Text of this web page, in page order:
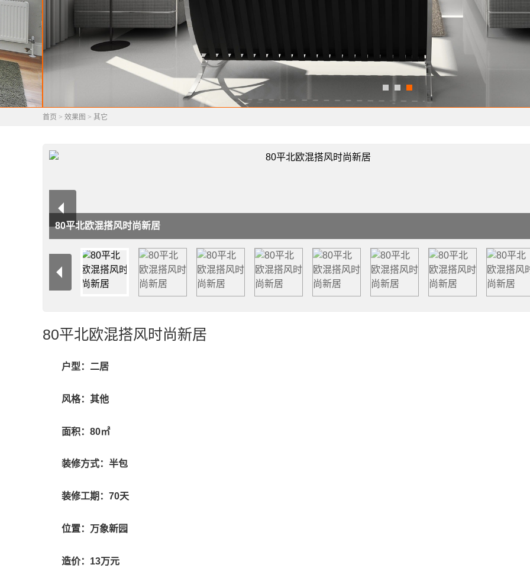
首页 > 效果图 > 其它
80平北欧混搭风时尚新居
80平北欧混搭风时尚新居
户型：二居
风格：其他
面积：80㎡
装修方式：半包
装修工期：70天
位置：万象新园
造价：13万元